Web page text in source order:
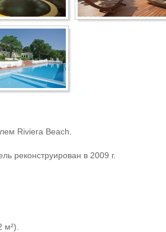
Riviera Beach.
реконструирован в 2009 г.
м²).